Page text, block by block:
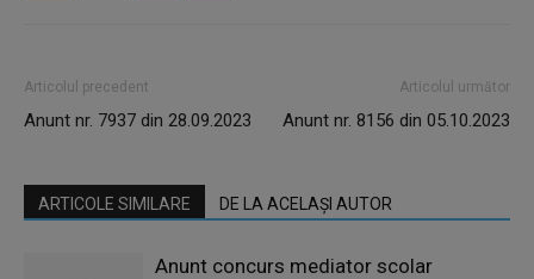
Articolul precedent
Anunt nr. 7937 din 28.09.2023
Articolul următor
Anunt nr. 8156 din 05.10.2023
ARTICOLE SIMILARE DE LA ACELAȘI AUTOR
Anunt concurs mediator scolar